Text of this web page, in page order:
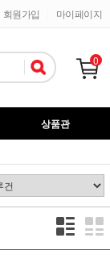
마이페이지
회원가입
0
상품관